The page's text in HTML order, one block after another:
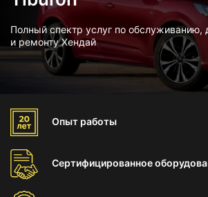
Полный спектр услуг по обслуживанию,
и ремонту Хендай
Опыт работы
Сертифицированное